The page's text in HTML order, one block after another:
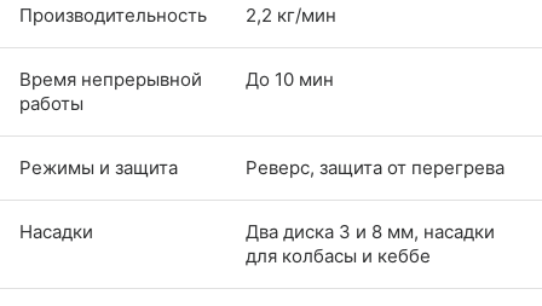
Производительность 2,2 кг/мин
Время непрерывной
работы
До 10 мин
Режимы и защита Реверс, защита от перегрева
Насадки
Два диска 3 и 8 мм, насадки
для колбасы и кеббе